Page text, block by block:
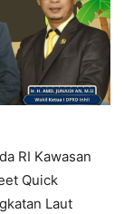
RI Kawasan
Quick
Laut